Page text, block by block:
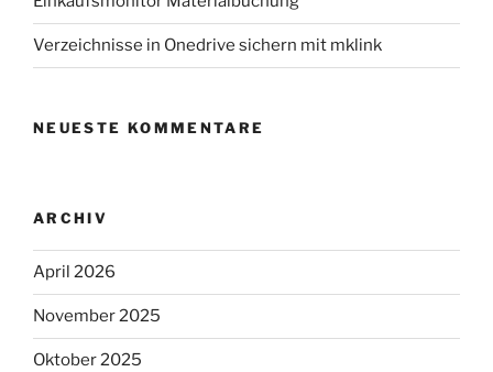
Verzeichnisse in Onedrive sichern mit mklink
NEUESTE KOMMENTARE
ARCHIV
April 2026
November 2025
Oktober 2025